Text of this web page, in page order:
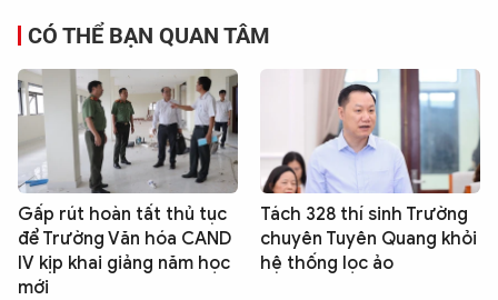
CÓ THỂ BẠN QUAN TÂM
Gấp rút hoàn tất thủ tục
để Trường Văn hóa CAND
IV kịp khai giảng năm học
mới
Tách 328 thí sinh Trường
chuyên Tuyên Quang khỏi
hệ thống lọc ảo